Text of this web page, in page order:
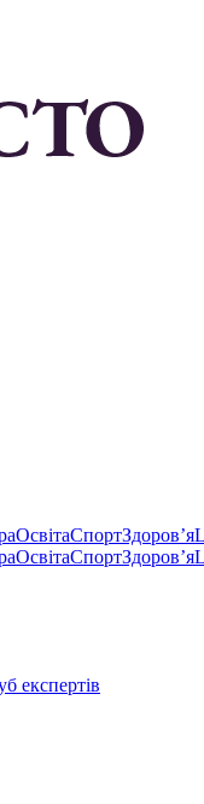
ОсвітаСпортЗдоровʼя
ОсвітаСпортЗдоровʼя
експертів